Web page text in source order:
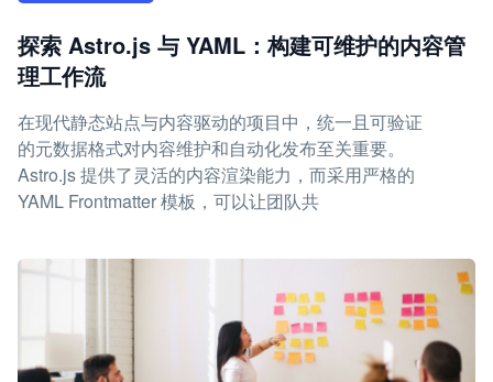
探索 Astro.js 与 YAML：构建可维护的内容管
理工作流
在现代静态站点与内容驱动的项目中，统一且可验证
的元数据格式对内容维护和自动化发布至关重要。
Astro.js 提供了灵活的内容渲染能力，而采用严格的
YAML Frontmatter 模板，可以让团队共